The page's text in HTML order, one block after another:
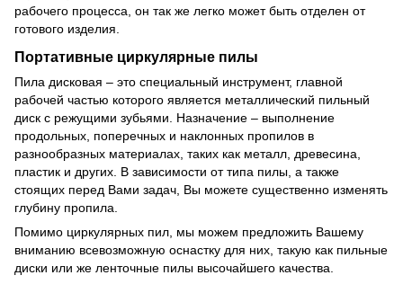
рабочего процесса, он так же легко может быть отделен от
готового изделия.
Портативные циркулярные пилы
Пила дисковая – это специальный инструмент, главной
рабочей частью которого является металлический пильный
диск с режущими зубьями. Назначение – выполнение
продольных, поперечных и наклонных пропилов в
разнообразных материалах, таких как металл, древесина,
пластик и других. В зависимости от типа пилы, а также
стоящих перед Вами задач, Вы можете существенно изменять
глубину пропила.
Помимо циркулярных пил, мы можем предложить Вашему
вниманию всевозможную оснастку для них, такую как пильные
диски или же ленточные пилы высочайшего качества.